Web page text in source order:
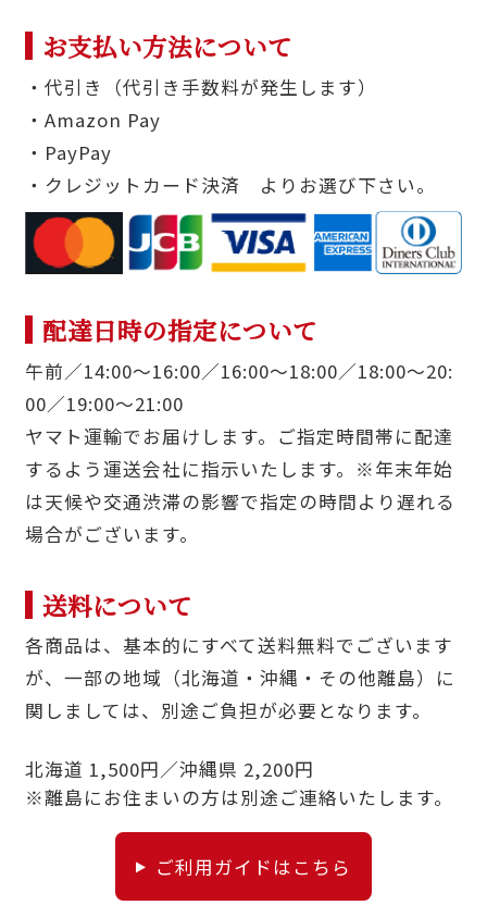
お支払い方法について
・代引き（代引き手数料が発生します）
・Amazon Pay
・PayPay
・クレジットカード決済 よりお選び下さい。
配達日時の指定について
午前／14:00〜16:00／16:00〜18:00／18:00〜20:
00／19:00〜21:00
ヤマト運輸でお届けします。ご指定時間帯に配達
するよう運送会社に指示いたします。※年末年始
は天候や交通渋滞の影響で指定の時間より遅れる
場合がございます。
送料について
各商品は、基本的にすべて送料無料でございます
が、一部の地域（北海道・沖縄・その他離島）に
関しましては、別途ご負担が必要となります。
北海道 1,500円／沖縄県 2,200円
※離島にお住まいの方は別途ご連絡いたします。
ご利用ガイドはこちら